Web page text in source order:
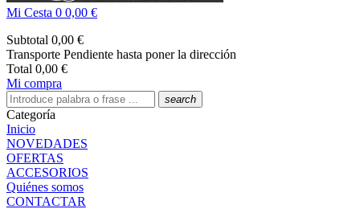
Mi Cesta 0 0,00 €
Subtotal 0,00 €
Transporte Pendiente hasta poner la dirección
Total 0,00 €
Mi compra
search
Categoría
Inicio
NOVEDADES
OFERTAS
ACCESORIOS
Quiénes somos
CONTACTAR